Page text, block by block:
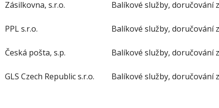
Zásilkovna, s.r.o. Balíkové služby, doručování
PPL s.r.o. Balíkové služby, doručování
Česká pošta, s.p. Balíkové služby, doručování
GLS Czech Republic s.r.o. Balíkové služby, doručování